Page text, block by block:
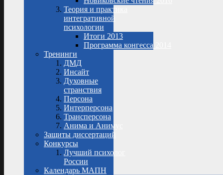
Теория и практика
интегративной
психологии
Итоги 2013
Программа конгесса 2014
Тренинги
ДМД
Инсайт
Духовные
странствия
Персона
Интерперсона
Трансперсона
Анима и Анимус
Защиты диссертаций
Конкурсы
Лучший психолог
России
Календарь МАПН